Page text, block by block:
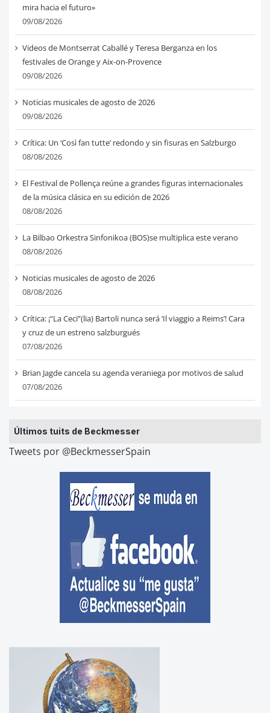
mira hacia el futuro»
09/08/2026
Videos de Montserrat Caballé y Teresa Berganza en los
festivales de Orange y Aix-on-Provence
09/08/2026
Noticias musicales de agosto de 2026
09/08/2026
Crítica: Un ‘Così fan tutte’ redondo y sin fisuras en Salzburgo
08/08/2026
El Festival de Pollença reúne a grandes figuras internacionales
de la música clásica en su edición de 2026
08/08/2026
La Bilbao Orkestra Sinfonikoa (BOS)se multiplica este verano
08/08/2026
Noticias musicales de agosto de 2026
08/08/2026
Crítica: ¡“La Ceci”(lia) Bartoli nunca será ‘Il viaggio a Reims’! Cara
y cruz de un estreno salzburgués
07/08/2026
Brian Jagde cancela su agenda veraniega por motivos de salud
07/08/2026
Últimos tuits de Beckmesser
Tweets por @BeckmesserSpain